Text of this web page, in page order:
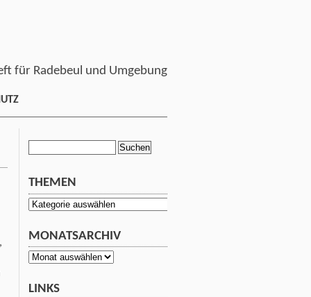
für Radebeul und Umgebung
THEMEN
Themen
MONATSARCHIV
Monatsarchiv
LINKS